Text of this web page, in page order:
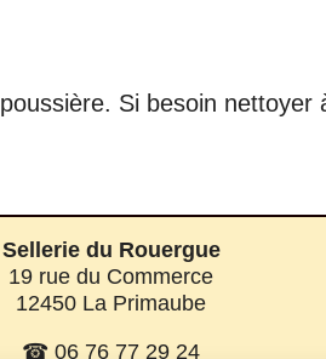
Si besoin nettoyer
Sellerie du Rouergue
19 rue du Commerce
12450 La Primaube
☎ 06 76 77 29 24